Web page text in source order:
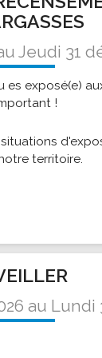
Social
et de
"Rayon de Soleil"
LE SERVICE
Jeudi 31
es exposé(e)
!
territoire.
au Lundi